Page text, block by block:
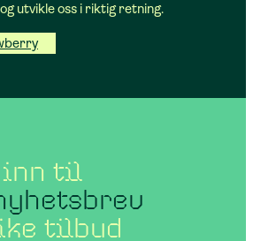
utvikle oss i riktig retning.
inn til
tilbud